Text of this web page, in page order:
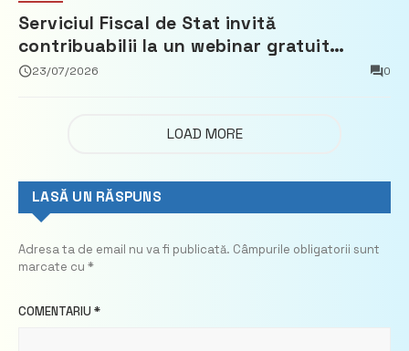
Serviciul Fiscal de Stat invită
contribuabilii la un webinar gratuit
privind calculul impozitului pe bunurile
23/07/2026 0
LOAD MORE
LASĂ UN RĂSPUNS
Adresa ta de email nu va fi publicată. Câmpurile obligatorii sunt
marcate cu *
COMENTARIU *